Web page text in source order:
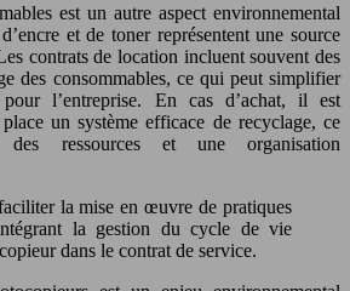
est un autre aspect environnemental
et de toner représentent une source
contrats de location incluent souvent des
des consommables, ce qui peut simplifier
l’entreprise. En cas d’achat, il est
un système efficace de recyclage, ce
ressources et une organisation
la gestion du cycle de vie
dans le contrat de service.